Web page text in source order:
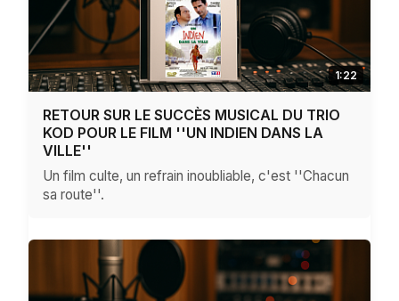
1:22
RETOUR SUR LE SUCCÈS MUSICAL DU TRIO
KOD POUR LE FILM ''UN INDIEN DANS LA
VILLE''
Un film culte, un refrain inoubliable, c'est ''Chacun
sa route''.